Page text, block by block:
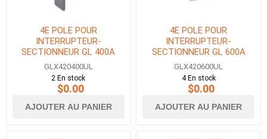
4E POLE POUR
INTERRUPTEUR-
SECTIONNEUR GL 400A
UL98
GLX420400UL
2 En stock
$0.00
AJOUTER AU PANIER
4E POLE POUR
INTERRUPTEUR-
SECTIONNEUR GL 600A
UL98
GLX420600UL
4 En stock
$0.00
AJOUTER AU PANIER